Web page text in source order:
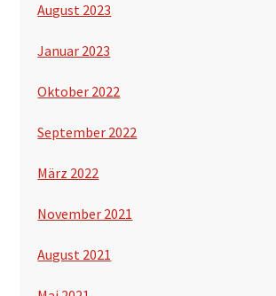
August 2023
Januar 2023
Oktober 2022
September 2022
März 2022
November 2021
August 2021